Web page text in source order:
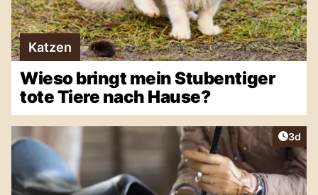
Katzen
Wieso bringt mein Stubentiger
tote Tiere nach Hause?
3d